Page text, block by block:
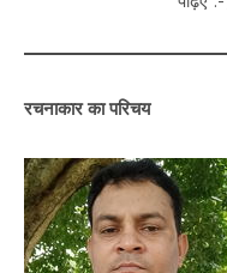
रचनाकार का परिचय